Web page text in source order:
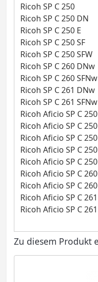
Ricoh SP C 250
Ricoh SP C 250 DN
Ricoh SP C 250 E
Ricoh SP C 250 SF
Ricoh SP C 250 SFW
Ricoh SP C 260 DNw
Ricoh SP C 260 SFNw
Ricoh SP C 261 DNw
Ricoh SP C 261 SFNw
Ricoh Aficio SP C 250
Ricoh Aficio SP C
Ricoh Aficio SP C
Ricoh Aficio SP C 250
Ricoh Aficio SP C
Ricoh Aficio SP C
Ricoh Aficio SP C
Ricoh Aficio SP C
Ricoh Aficio SP C
Zu diesem Produkt